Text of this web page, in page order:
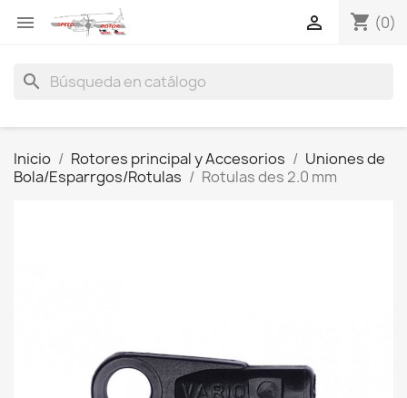
 shopping_cart (0)

search
Inicio Rotores principal y Accesorios
Uniones de
Bola/Esparrgos/Rotulas
Rotulas des 2.0 mm